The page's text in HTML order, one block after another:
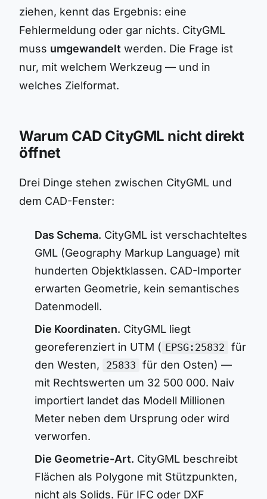
ziehen, kennt das Ergebnis: eine
Fehlermeldung oder gar nichts. CityGML
muss umgewandelt werden. Die Frage ist
nur, mit welchem Werkzeug — und in
welches Zielformat.
Warum CAD CityGML nicht direkt
öffnet
Drei Dinge stehen zwischen CityGML und
dem CAD-Fenster:
Das Schema. CityGML ist verschachteltes
GML (Geography Markup Language) mit
hunderten Objektklassen. CAD-Importer
erwarten Geometrie, kein semantisches
Datenmodell.
Die Koordinaten. CityGML liegt
georeferenziert in UTM ( EPSG:25832
für
den Westen,
25833
für den Osten) —
mit Rechtswerten um 32 500 000. Naiv
importiert landet das Modell Millionen
Meter neben dem Ursprung oder wird
verworfen.
Die Geometrie-Art. CityGML beschreibt
Flächen als Polygone mit Stützpunkten,
nicht als Solids. Für IFC oder DXF